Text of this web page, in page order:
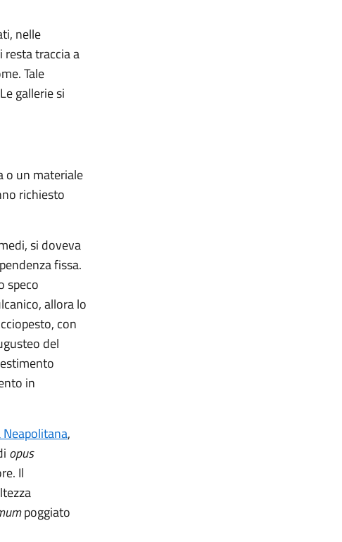
nelle
resta traccia a
Tale
gallerie si
o un materiale
richiesto
si doveva
fissa.
speco
allora lo
con
del
in
Neapolitana,
opus
Il
poggiato